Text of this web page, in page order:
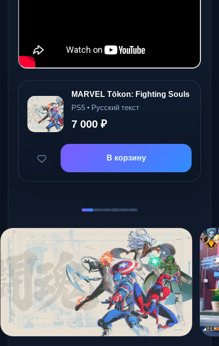
MARVEL Tōkon: Fighting Souls
PS5 • Русский текст
7 000 ₽
В корзину